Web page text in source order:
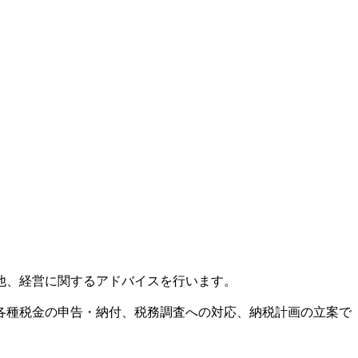
経営に関するアドバイスを行います。
税金の申告・納付、税務調査への対応、納税計画の立案で